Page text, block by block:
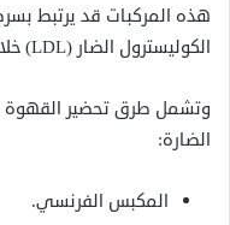
هذه المركبات قد يرتبط
الكوليسترول الضار (LDL) خلال فترة زمنية قصيرة.
وتشمل طرق تحضير القهوة
الضارة:
المكبس الفرنسي.